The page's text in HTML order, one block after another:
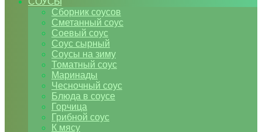
Сборник соусов
Сметанный соус
Соевый соус
Соус сырный
Соусы на зиму
Томатный соус
Маринады
Чесночный соус
Блюда в соусе
Горчица
Грибной соус
К мясу